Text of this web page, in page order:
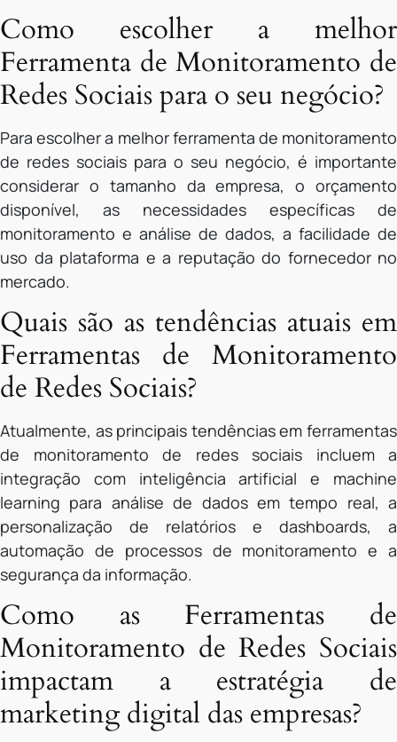
Como escolher a melhor
Ferramenta de Monitoramento de
Redes Sociais para o seu negócio?
Para escolher a melhor ferramenta de monitoramento
de redes sociais para o seu negócio, é importante
considerar o tamanho da empresa, o orçamento
disponível, as necessidades específicas de
monitoramento e análise de dados, a facilidade de
uso da plataforma e a reputação do fornecedor no
mercado.
Quais são as tendências atuais em
Ferramentas de Monitoramento
de Redes Sociais?
Atualmente, as principais tendências em ferramentas
de monitoramento de redes sociais incluem a
integração com inteligência artificial e machine
learning para análise de dados em tempo real, a
personalização de relatórios e dashboards, a
automação de processos de monitoramento e a
segurança da informação.
Como as Ferramentas de
Monitoramento de Redes Sociais
impactam a estratégia de
marketing digital das empresas?